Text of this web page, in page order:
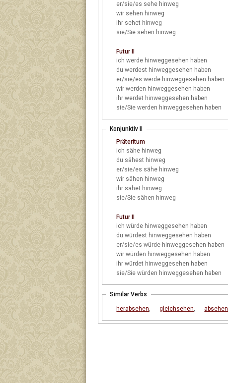
er/sie/es sehe hinweg
wir sehen hinweg
ihr sehet hinweg
sie/Sie sehen hinweg
Futur II
ich
werde hinweggesehen haben
du
werdest hinweggesehen haben
er/sie/es
werde hinweggesehen haben
wir
werden hinweggesehen haben
ihr
werdet hinweggesehen haben
sie/Sie
werden hinweggesehen haben
Konjunktiv II
Präteritum
ich sähe hinweg
du sähest hinweg
er/sie/es sähe hinweg
wir sähen hinweg
ihr sähet hinweg
sie/Sie sähen hinweg
Futur II
ich
würde hinweggesehen haben
du
würdest hinweggesehen haben
er/sie/es
würde hinweggesehen haben
wir
würden hinweggesehen haben
ihr
würdet hinweggesehen haben
sie/Sie
würden hinweggesehen haben
Similar Verbs
herabsehen, gleichsehen, absehen